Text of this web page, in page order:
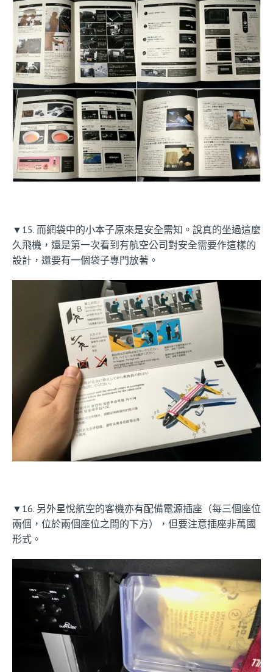
▼15. 而網袋中的小本子原來是安全需知。說真的坐過這麼
久飛機，還是第一次看到有航空公司對安全需要作這樣的
設計，還要有一個袋子專門放著。
▼16. 另外星悅航空的客機亦有配備電源插座（每三個座位
兩個，位於兩個座位之間的下方），但要注意插座非萬國
形式。